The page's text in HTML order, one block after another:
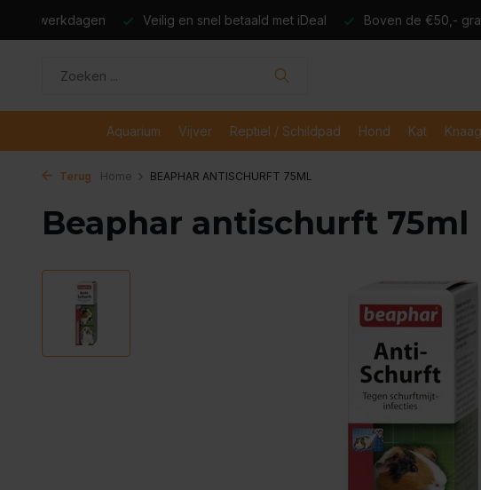
Veilig en snel betaald met iDeal Boven de €50,- gratis
Aquarium Vijver Reptiel / Schildpad Hond Kat
Terug Home BEAPHAR ANTISCHURFT 75ML
Beaphar antischurft 75ml